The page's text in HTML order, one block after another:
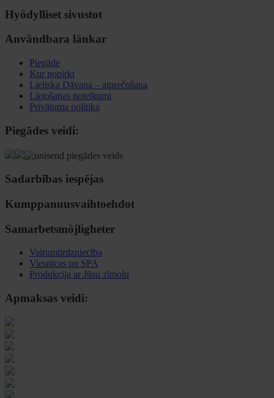
Hyödylliset sivustot
Användbara länkar
Piegāde
Kur nopirkt
Lieliska Dāvana – atprečošana
Lietošanas noteikumi
Privātuma politika
Piegādes veidi:
Sadarbības iespējas
Kumppanuusvaihtoehdot
Samarbetsmöjligheter
Vairumtirdzniecība
Viesnīcas un SPA
Produkcija ar Jūsu zīmolu
Apmaksas veidi: